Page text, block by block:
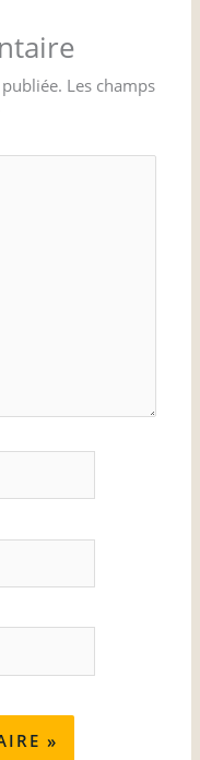
Les champs